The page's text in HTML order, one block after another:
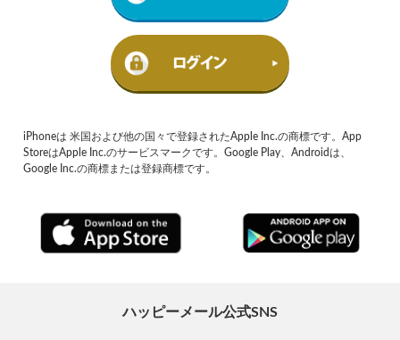
iPhoneは 米国および他の国々で登録されたApple Inc.の商標です。App
StoreはApple Inc.のサービスマークです。Google Play、Androidは、
Google Inc.の商標または登録商標です。
ハッピーメール公式SNS